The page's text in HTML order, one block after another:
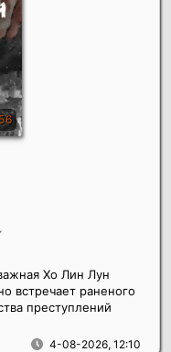
4-08-2026, 12:10
Хо Лин Лун
встречает раненого
преступлений